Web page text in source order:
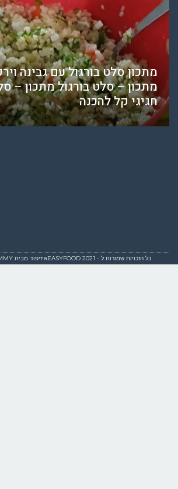
מתכון סלט בורגול עם גבינה
מתכון – סלט בורגול מתכון –
חגיגי קל להכנה
כל הזכויות שמורות ל - EASYFOOD 2021איזיפוד מבית 2BMOMMY טובימאמי (C)